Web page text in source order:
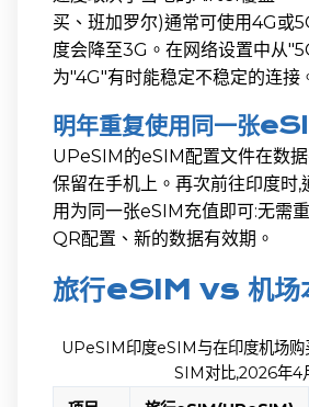
买、班加罗尔)通常可使用4G或
度会降至3G。在网络设置中从
为"4G"有时能稳定不稳定的连接
明年重复使用同一张
UPeSIM的eSIM配置文件在数
保留在手机上。再次前往印度时
用为同一张eSIM充值即可:无需
QR配置、新的数据有效期。
旅行eSIM vs 机场
UPeSIM印度eSIM与在印度机场
SIM对比,2026年4